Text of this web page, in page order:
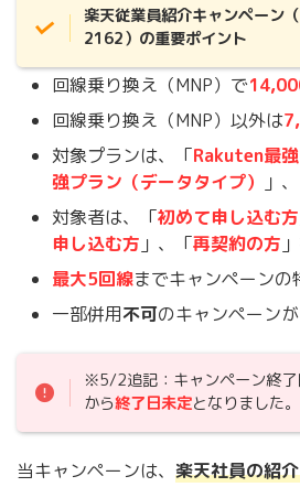
楽天従業員紹介キャンペーン
2162）の重要ポイント
回線乗り換え（MNP）で
回線乗り換え（MNP）以外は
対象プランは、「Rakuten最
強プラン（データタイプ）
」
対象者は、「初めて申し込む方
申し込む方 」、「再契約の方
最大5回線までキャンペーンの
一部併用不可のキャンペーン
※5/2追記：キャンペーン終
から終了日未定となりました。
当キャンペーンは、 楽天社員の紹